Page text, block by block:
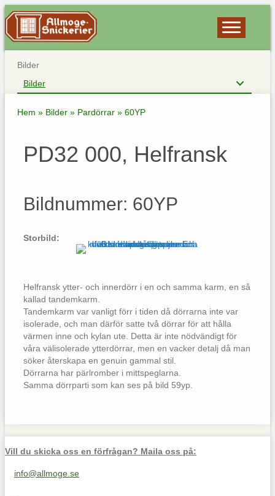
Bilder
Bilder
Hem » Bilder » Pardörrar » 60YP
PD32 000, Helfransk
Bildnummer: 60YP
Storbild:
Helfransk ytter- och innerdörr i en och samma karm, en så
kallad tandemkarm.
Tandemkarm var vanligt förr i tiden då dörrarna inte var
isolerade, och man därför satte två dörrar för att hålla
värmen inne och kylan ute. Detta är inte nödvändigt för
våra välisolerade ytterdörrar, men en vacker detalj då man
söker återskapa en genuin gammal stil.
Dörrarna har pärlromber i mittspeglarna.
Samma dörrparti som kan ses på bild 59yp.
Vill du skicka oss en förfrågan? Maila oss på:
Maila oss på info@allmoge.se
info@allmoge.se